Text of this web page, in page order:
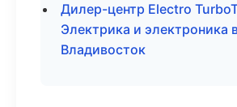
Дилер-центр Electro
Электрика и электроника
Владивосток